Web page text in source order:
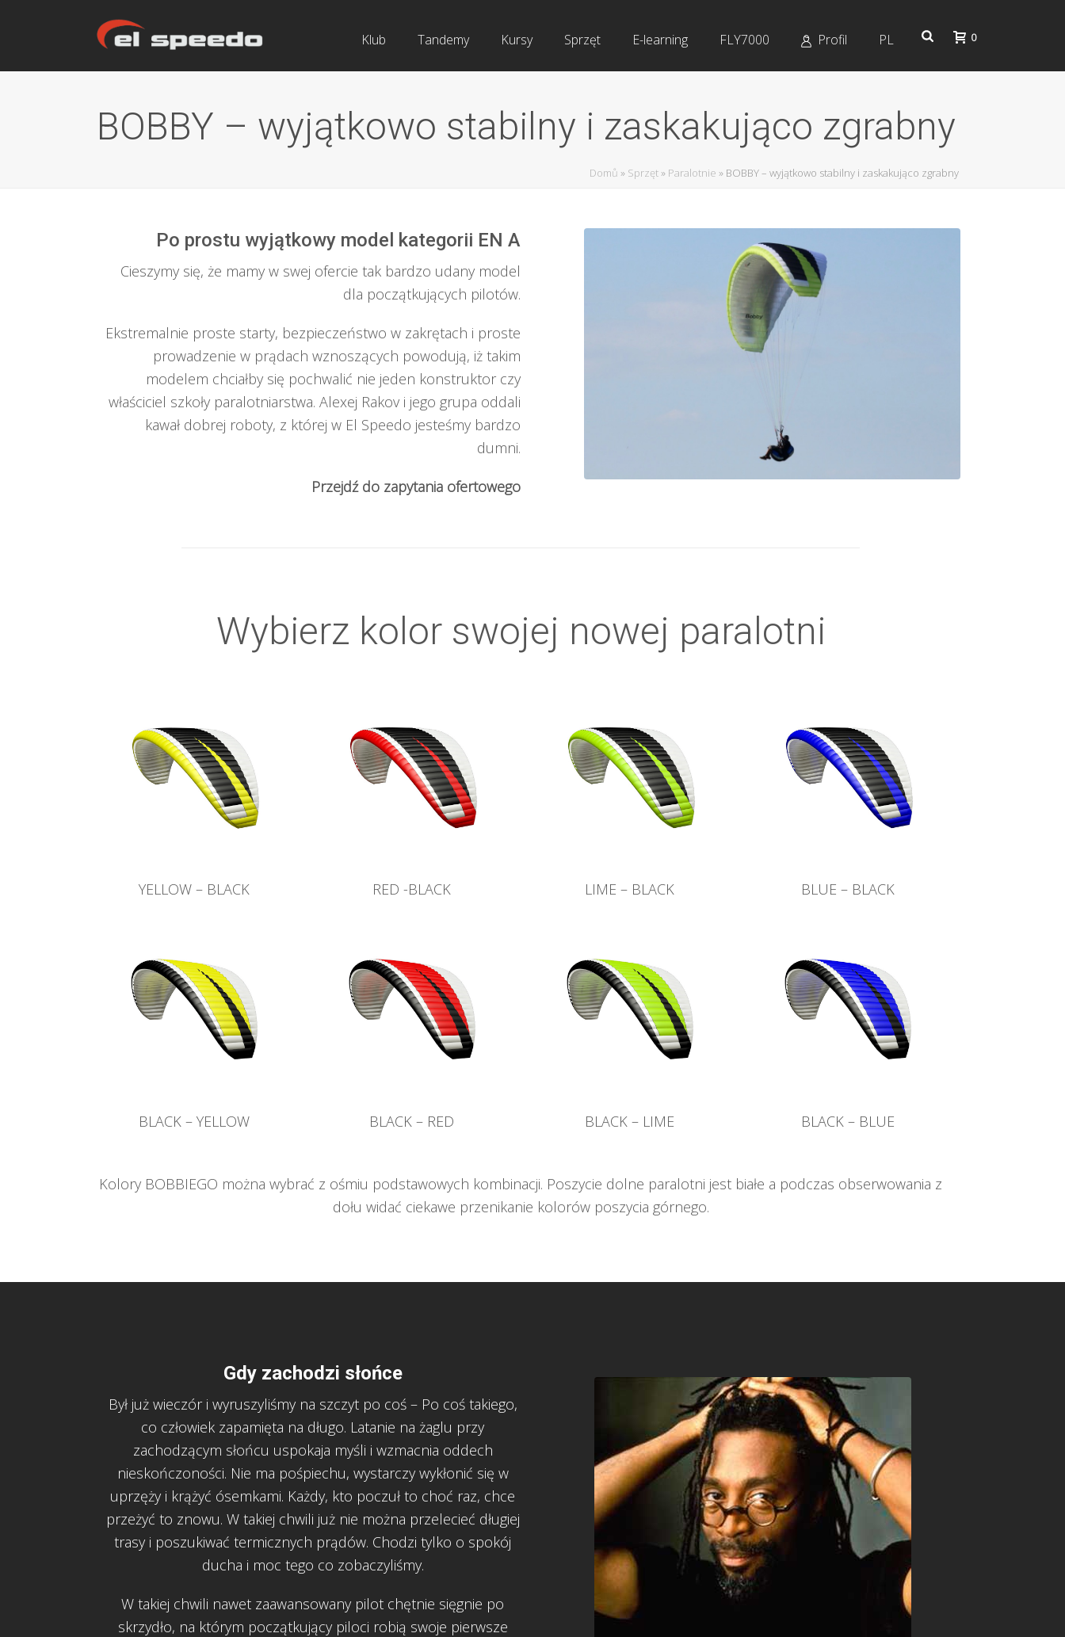
Klub Tandemy Kursy Sprzęt E-learning FLY7000 Profil PL 0
BOBBY – wyjątkowo stabilny i zaskakująco zgrabny
Domů » Sprzęt » Paralotnie » BOBBY – wyjątkowo stabilny i zaskakująco zgrabny
Po prostu wyjątkowy model kategorii EN A
Cieszymy się, że mamy w swej ofercie tak bardzo udany model
dla początkujących pilotów.
Ekstremalnie proste starty, bezpieczeństwo w zakrętach i proste
prowadzenie w prądach wznoszących powodują, iż takim
modelem chciałby się pochwalić nie jeden konstruktor czy
właściciel szkoły paralotniarstwa. Alexej Rakov i jego grupa oddali
kawał dobrej roboty, z której w El Speedo jesteśmy bardzo
dumni.
Przejdź do zapytania ofertowego
Wybierz kolor swojej nowej paralotni
YELLOW – BLACK RED -BLACK LIME – BLACK BLUE – BLACK
BLACK – YELLOW BLACK – RED BLACK – LIME BLACK – BLUE
Kolory BOBBIEGO można wybrać z ośmiu podstawowych kombinacji. Poszycie dolne paralotni jest białe a podczas obserwowania z
dołu widać ciekawe przenikanie kolorów poszycia górnego.
Gdy zachodzi słońce
Był już wieczór i wyruszyliśmy na szczyt po coś – Po coś takiego,
co człowiek zapamięta na długo. Latanie na żaglu przy
zachodzącym słońcu uspokaja myśli i wzmacnia oddech
nieskończoności. Nie ma pośpiechu, wystarczy wykłonić się w
uprzęży i krążyć ósemkami. Każdy, kto poczuł to choć raz, chce
przeżyć to znowu. W takiej chwili już nie można przelecieć długiej
trasy i poszukiwać termicznych prądów. Chodzi tylko o spokój
ducha i moc tego co zobaczyliśmy.
W takiej chwili nawet zaawansowany pilot chętnie sięgnie po
skrzydło, na którym początkujący piloci robią swoje pierwsze